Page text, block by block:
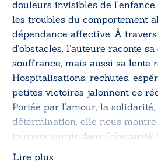
douleurs invisibles de
les troubles du comportement
dépendance affective. À
d’obstacles, l’auteure raconte
souffrance, mais aussi sa lente
Hospitalisations, rechutes,
petites victoires jalonnent ce
Portée par l’amour, la
détermination, elle nous
toujours surgir dans
ode au courage, un cri de vérité
Lire plus